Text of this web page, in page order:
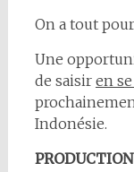
On a tout
Une
de saisir en
Indonésie.